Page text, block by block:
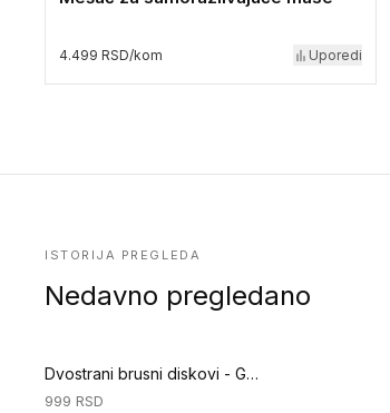
4.499 RSD/kom Uporedi
ISTORIJA PREGLEDA
Nedavno pregledano
Dvostrani brusni diskovi - GRIT 100 - 420 mm (Priprema podloge)
999 RSD